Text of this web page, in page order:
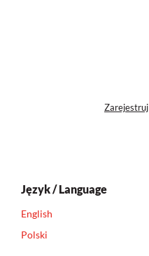
Zarejestruj
Język / Language
English
Polski